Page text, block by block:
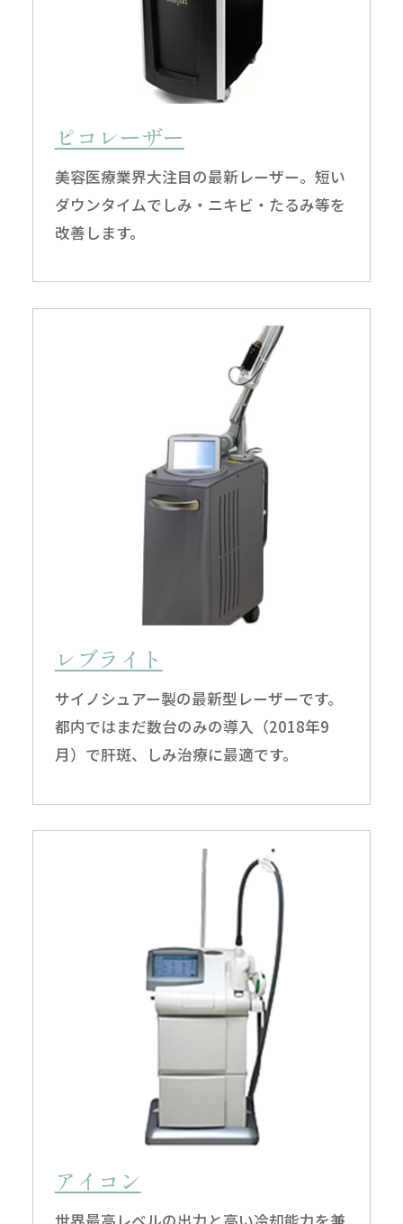
ピコレーザー
美容医療業界大注目の最新レーザー。短い
ダウンタイムでしみ・ニキビ・たるみ等を
改善します。
レブライト
サイノシュアー製の最新型レーザーです。
都内ではまだ数台のみの導入（2018年9
月）で肝斑、しみ治療に最適です。
アイコン